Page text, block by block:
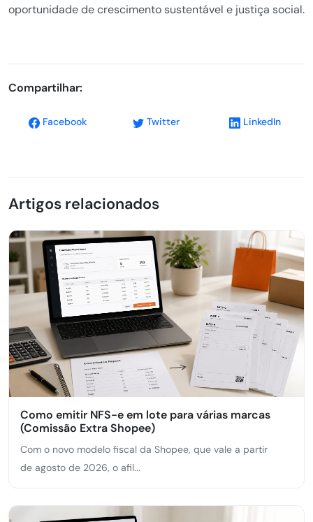
oportunidade de crescimento sustentável e justiça social.
Compartilhar:
Facebook Twitter LinkedIn
Artigos relacionados
Como emitir NFS-e em lote para várias marcas
(Comissão Extra Shopee)
Com o novo modelo fiscal da Shopee, que vale a partir
de agosto de 2026, o afil...